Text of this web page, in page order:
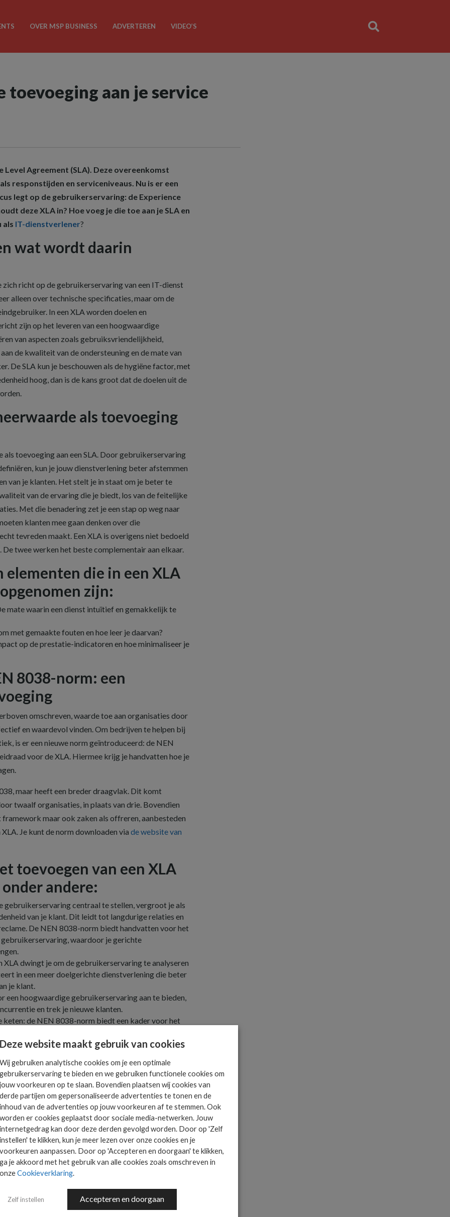
OVER MSP BUSINESS ADVERTEREN VIDEO’S
toevoeging aan je service
Level Agreement (SLA). Deze overeenkomst
responstijden en serviceniveaus. Nu is er een
legt op de gebruikerservaring: de Experience
deze XLA in? Hoe voeg je die toe aan je SLA en
als IT-dienstverlener?
wat wordt daarin
zich richt op de gebruikerservaring van een IT-dienst
alleen over technische specificaties, maar om de
In een XLA worden doelen en
zijn op het leveren van een hoogwaardige
van aspecten zoals gebruiksvriendelijkheid,
de kwaliteit van de ondersteuning en de mate van
De SLA kun je beschouwen als de hygiëne factor, met
hoog, dan is de kans groot dat de doelen uit de
als toevoeging
als toevoeging aan een SLA. Door gebruikerservaring
kun je jouw dienstverlening beter afstemmen
van je klanten. Het stelt je in staat om je beter te
van de ervaring die je biedt, los van de feitelijke
Met die benadering zet je een stap op weg naar
klanten mee gaan denken over die
tevreden maakt. Een XLA is overigens niet bedoeld
twee werken het beste complementair aan elkaar.
elementen die in een XLA
zijn:
mate waarin een dienst intuïtief en gemakkelijk te
met gemaakte fouten en hoe leer je daarvan?
op de prestatie-indicatoren en hoe minimaliseer je
8038-norm: een
omschreven, waarde toe aan organisaties door
en waardevol vinden. Om bedrijven te helpen bij
is er een nieuwe norm geïntroduceerd: de NEN
voor de XLA. Hiermee krijg je handvatten hoe je
maar heeft een breder draagvlak. Dit komt
twaalf organisaties, in plaats van drie. Bovendien
maar ook zaken als offreren, aanbesteden
Je kunt de norm downloaden via de website van
toevoegen van een XLA
andere:
gebruikerservaring centraal te stellen, vergroot je als
van je klant. Dit leidt tot langdurige relaties en
De NEN 8038-norm biedt handvatten voor het
gebruikerservaring, waardoor je gerichte
XLA dwingt je om de gebruikerservaring te analyseren
in een meer doelgerichte dienstverlening die beter
je klant.
een hoogwaardige gebruikerservaring aan te bieden,
en trek je nieuwe klanten.
keten: de NEN 8038-norm biedt een kader voor het
keten van IT-dienstverlening. Dit bevordert de
partijen en zorgt voor een consistente
het werken met XLA en de NEN 8038-norm zorgt
van de communicatie.
wanneer je een XLA wil
een gestructureerde aanpak. Hier zijn enkele
gebruikerservaring je wilt verbeteren en welke
Deze website maakt gebruik van cookies
Wij gebruiken analytische cookies om je een optimale
gebruikerservaring te bieden en we gebruiken functionele cookies om
jouw voorkeuren op te slaan. Bovendien plaatsen wij cookies van
derde partijen om gepersonaliseerde advertenties te tonen en de
inhoud van de advertenties op jouw voorkeuren af te stemmen. Ook
worden er cookies geplaatst door sociale media-netwerken. Jouw
internetgedrag kan door deze derden gevolgd worden. Door op 'Zelf
instellen' te klikken, kun je meer lezen over onze cookies en je
voorkeuren aanpassen. Door op 'Accepteren en doorgaan' te klikken,
ga je akkoord met het gebruik van alle cookies zoals omschreven in
onzeCookieverklaring.
Zelf instellen Accepteren en doorgaan